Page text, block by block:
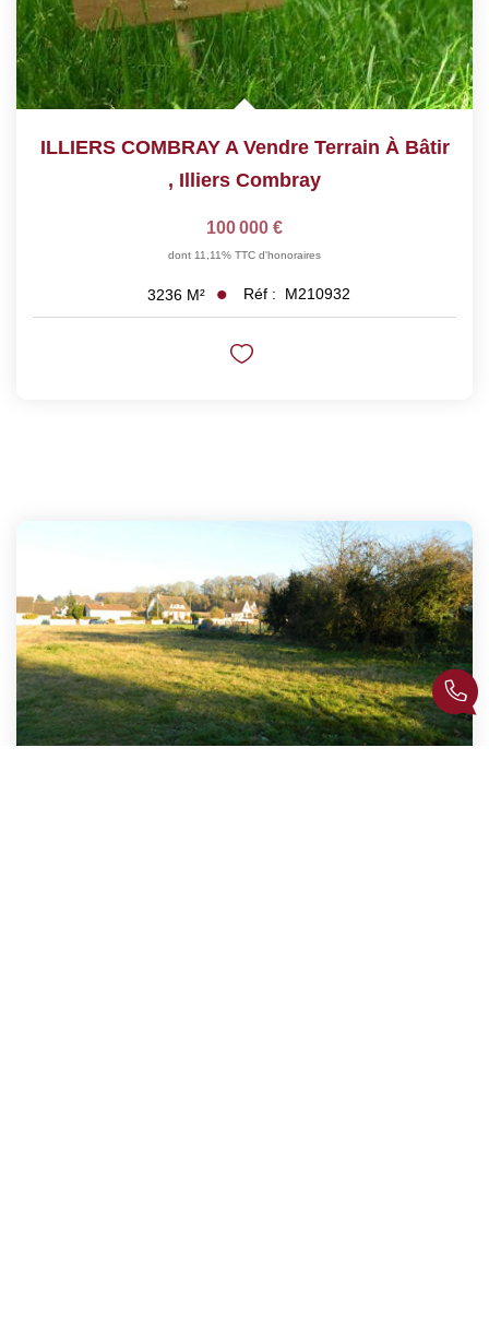
ILLIERS COMBRAY A Vendre Terrain À Bâtir
, Illiers Combray
100 000 €
dont 11,11% TTC d'honoraires
3236 M² Réf : M210932